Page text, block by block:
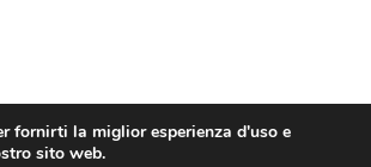
fornirti la miglior esperienza d'uso e
sito web.